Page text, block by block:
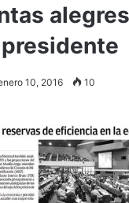
10, 2016 10